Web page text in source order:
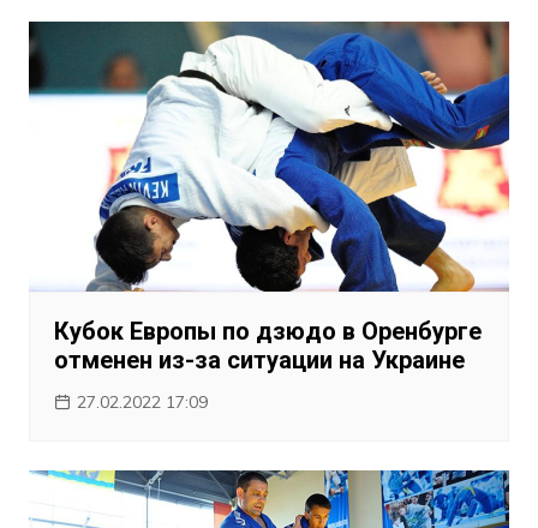
Кубок Европы по дзюдо в Оренбурге
отменен из-за ситуации на Украине
27.02.2022 17:09